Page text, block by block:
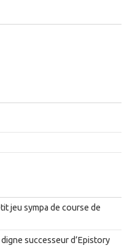
jeu sympa de course de
successeur d’Epistory